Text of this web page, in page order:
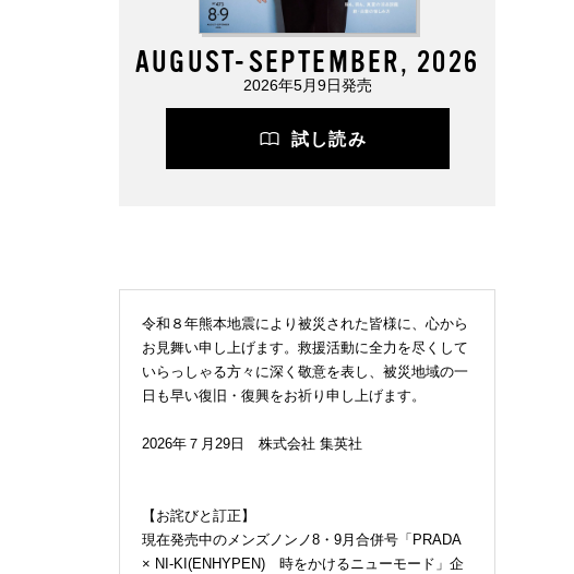
AUGUST-SEPTEMBER, 2026
2026年5月9日発売
試し読み
令和８年熊本地震により被災された皆様に、心から
お見舞い申し上げます。救援活動に全力を尽くして
いらっしゃる方々に深く敬意を表し、被災地域の一
日も早い復旧・復興をお祈り申し上げます。
2026年７月29日 株式会社 集英社
【お詫びと訂正】
現在発売中のメンズノンノ8・9月合併号「PRADA
× NI-KI(ENHYPEN) 時をかけるニューモード」企